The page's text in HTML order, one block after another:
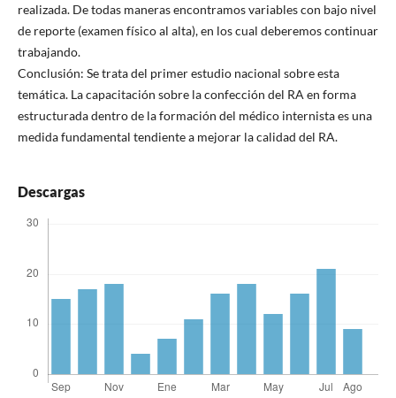
realizada. De todas maneras encontramos variables con bajo nivel
de reporte (examen físico al alta), en los cual deberemos continuar
trabajando.
Conclusión: Se trata del primer estudio nacional sobre esta
temática. La capacitación sobre la confección del RA en forma
estructurada dentro de la formación del médico internista es una
medida fundamental tendiente a mejorar la calidad del RA.
Descargas